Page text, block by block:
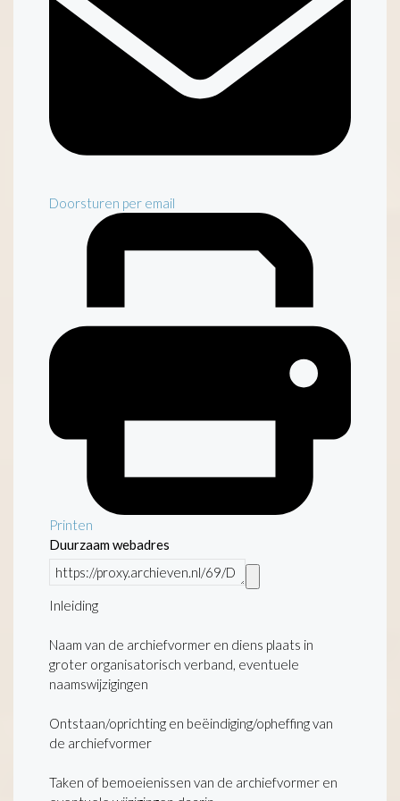
Doorsturen per email
Printen
Duurzaam webadres
Inleiding
Naam van de archiefvormer en diens plaats in
groter organisatorisch verband, eventuele
naamswijzigingen
Ontstaan/oprichting en beëindiging/opheffing van
de archiefvormer
Taken of bemoeienissen van de archiefvormer en